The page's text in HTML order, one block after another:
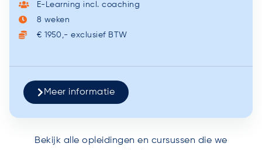
E-Learning incl. coaching
8 weken
€ 1950,- exclusief BTW
Meer informatie
Bekijk alle opleidingen en cursussen die we